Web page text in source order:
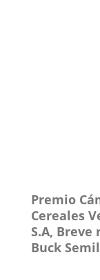
Premio
Cereales
S.A,
Buck